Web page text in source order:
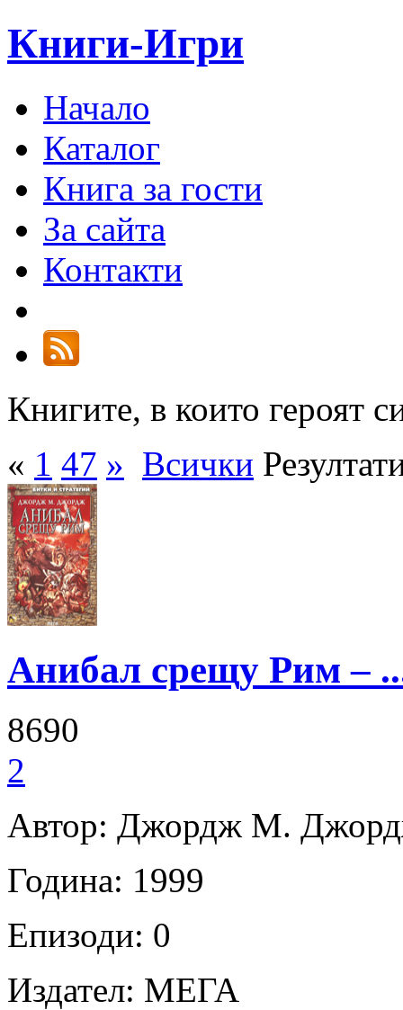
Книги-Игри
Начало
Каталог
Книга за гости
За сайта
Контакти
Книгите, в които героят
« 1 47 » Всички
Анибал срещу Рим –
8690
2
Автор: Джордж М.
Година: 1999
Епизоди: 0
Издател: МЕГА